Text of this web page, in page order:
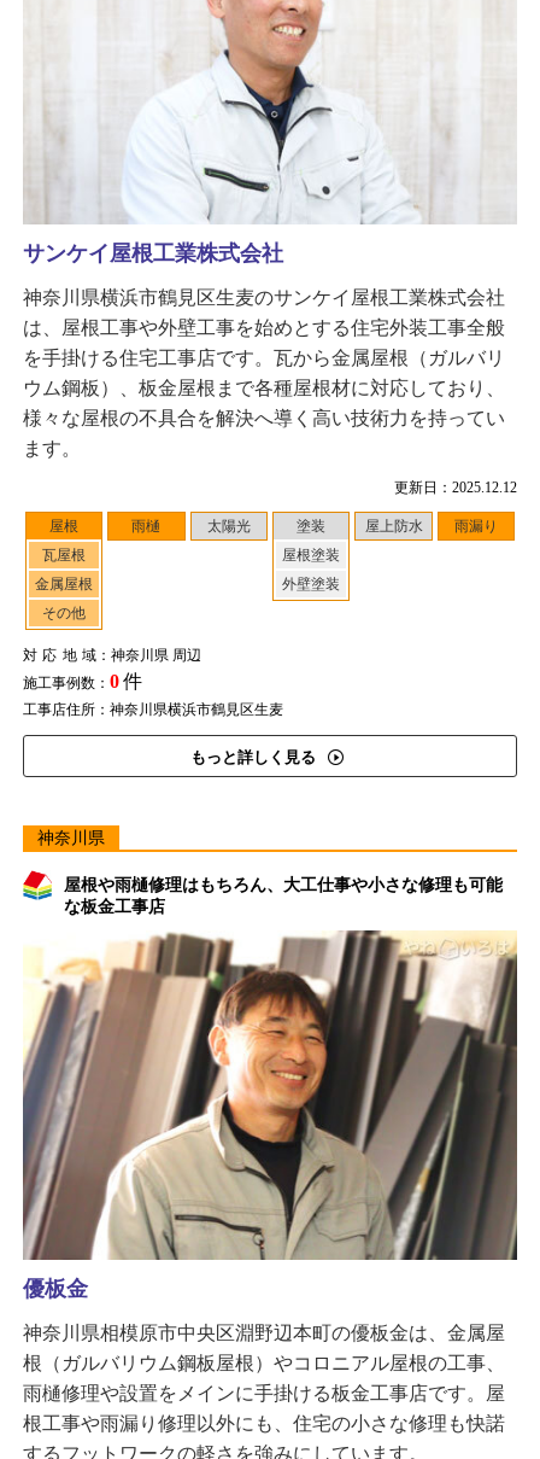
更新日：2025.12.12
屋根
瓦屋根
金属屋根
その他
雨樋 太陽光
塗装
屋根塗装
外壁塗装
屋上防水 雨漏り
対応地域：神奈川県 周辺
施工事例数： 0件
工事店住所：神奈川県横浜市鶴見区生麦
もっと詳しく見る
サンケイ屋根工業株式会社
神奈川県横浜市鶴見区生麦のサンケイ屋根工業株式会社
は、屋根工事や外壁工事を始めとする住宅外装工事全般
を手掛ける住宅工事店です。瓦から金属屋根（ガルバリ
ウム鋼板）、板金屋根まで各種屋根材に対応しており、
様々な屋根の不具合を解決へ導く高い技術力を持ってい
ます。
神奈川県
屋根や雨樋修理はもちろん、大工仕事や小さな修理も可能
な板金工事店
優板金
神奈川県相模原市中央区淵野辺本町の優板金は、金属屋
根（ガルバリウム鋼板屋根）やコロニアル屋根の工事、
雨樋修理や設置をメインに手掛ける板金工事店です。屋
根工事や雨漏り修理以外にも、住宅の小さな修理も快諾
するフットワークの軽さを強みにしています。